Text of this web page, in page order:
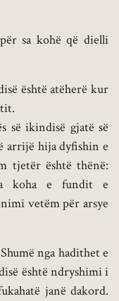
sa kohë që dielli
është atëherë kur
së ikindisë gjatë së
arrijë hija dyfishin e
tjetër është thënë:
koha e fundit e
vetëm për arsye
nga hadithet e
është ndryshimi i
janë dakord.